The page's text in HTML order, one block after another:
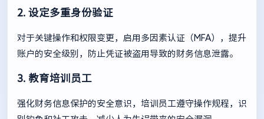
2. 设定多重身份验证
对于关键操作和权限变更，启用多因素认证（MFA），提升
账户的安全级别，防止凭证被盗用导致的财务信息泄露。
3. 教育培训员工
强化财务信息保护的安全意识，培训员工遵守操作规程，识